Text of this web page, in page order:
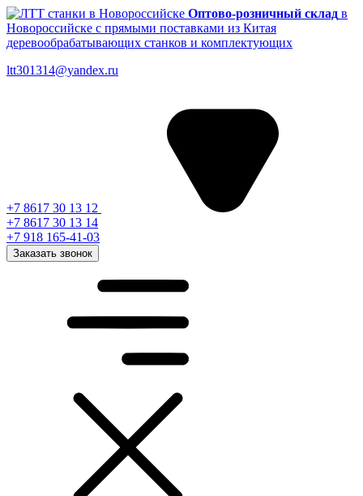
Оптово-розничный склад в
Новороссийске с прямыми поставками из Китая
деревообрабатывающих станков и комплектующих
ltt301314@yandex.ru
+7 8617 30 13 12
+7 8617 30 13 14
+7 918 165-41-03
Заказать звонок